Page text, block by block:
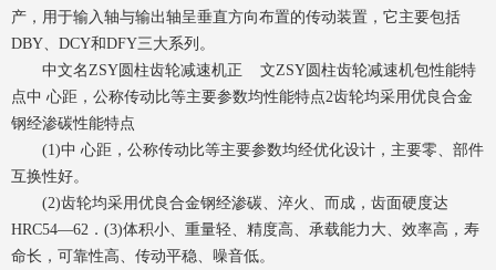
产，用于输入轴与输出轴呈垂直方向布置的传动装置，它主要包括
DBY、DCY和DFY三大系列。
中文名ZSY圆柱齿轮减速机正 文ZSY圆柱齿轮减速机包性能特
点中 心距，公称传动比等主要参数均性能特点2齿轮均采用优良合金
钢经渗碳性能特点
(1)中 心距，公称传动比等主要参数均经优化设计，主要零、部件
互换性好。
(2)齿轮均采用优良合金钢经渗碳、淬火、而成，齿面硬度达
HRC54—62．(3)体积小、重量轻、精度高、承载能力大、效率高，寿
命长，可靠性高、传动平稳、噪音低。